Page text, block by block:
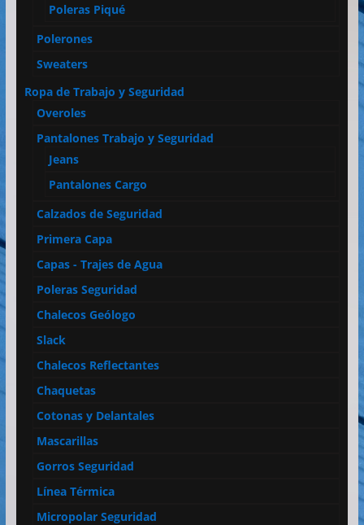
Poleras Piqué
Polerones
Sweaters
Ropa de Trabajo y Seguridad
Overoles
Pantalones Trabajo y Seguridad
Jeans
Pantalones Cargo
Calzados de Seguridad
Primera Capa
Capas - Trajes de Agua
Poleras Seguridad
Chalecos Geólogo
Slack
Chalecos Reflectantes
Chaquetas
Cotonas y Delantales
Mascarillas
Gorros Seguridad
Línea Térmica
Micropolar Seguridad